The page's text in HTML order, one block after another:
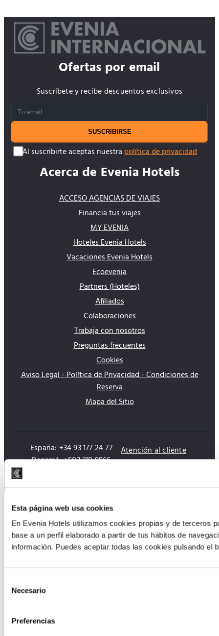
Esta página web usa cookies
En Evenia Hotels utilizamos cookies propias y de terceros
base a un perfil elaborado a partir de tus hábitos de
información. Puedes aceptar todas las cookies pulsando el
Necesario
Preferencias
Ofertas por email
Suscríbete y recibe descuentos exclusivos
SUSCRIBIRSE
Al suscribirte aceptas nuestra política de privacidad
Acerca de Evenia Hotels
ACCESO AGENCIAS DE VIAJES
Financia tus viajes
MY EVENIA
Hoteles Evenia Hotels
Vacaciones Evenia Hotels
Ecoevenia
Partners (Hoteles)
Afiliados
Colaboraciones
Trabaja con nosotros
Preguntas frecuentes
Cookies
Aviso Legal - Política de Privacidad - Condiciones de
Reserva
Mapa del Sitio
España: +34 93 177 24 77
Panamá: +507 310 9966
Atención al cliente